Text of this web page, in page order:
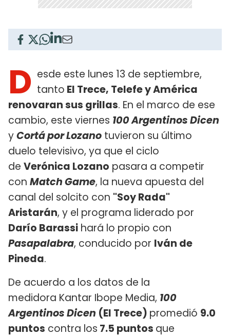
D esde este lunes 13 de septiembre,
tanto El Trece, Telefe y América
renovaran sus grillas. En el marco de ese
cambio, este viernes 100 Argentinos Dicen
yCortá por Lozano tuvieron su último
duelo televisivo, ya que el ciclo
de Verónica Lozano pasara a competir
con Match Game, la nueva apuesta del
canal del solcito con "Soy Rada"
Aristarán, y el programa liderado por
Darío Barassi hará lo propio con
Pasapalabra, conducido por Iván de
Pineda.
De acuerdo a los datos de la
medidora Kantar Ibope Media, 100
Argentinos Dicen (El Trece) promedió 9.0
puntos contra los 7.5 puntos que